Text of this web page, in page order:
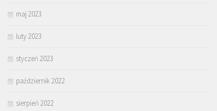
maj 2023
luty 2023
styczeń 2023
październik 2022
sierpień 2022